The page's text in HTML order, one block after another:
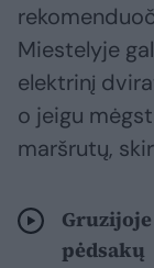
Miestelyje
elektrinį
o jeigu
maršrutų,
pėdsakų